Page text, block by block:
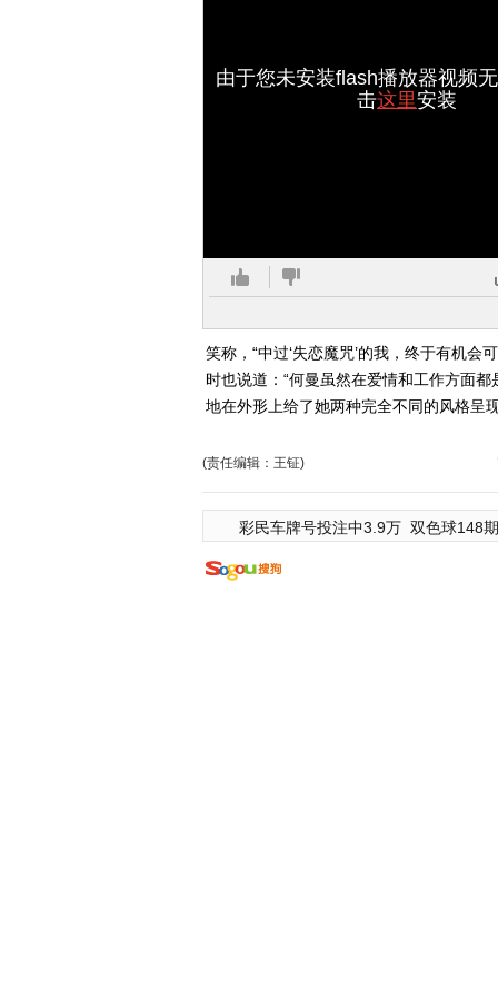
由于您未安装flash播放器视频
击这里安装
笑称，“中过‘失恋魔咒’的我，终于有机
时也说道：“何曼虽然在爱情和工作方面
地在外形上给了她两种完全不同的风格呈
(责任编辑：王钲)
彩民车牌号投注中3.9万 双色球148